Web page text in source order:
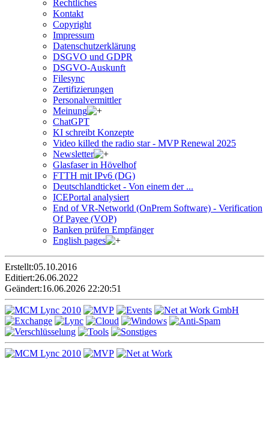
Rechtliches
Kontakt
Copyright
Impressum
Datenschutzerklärung
DSGVO und GDPR
DSGVO-Auskunft
Filesync
Zertifizierungen
Personalvermittler
Meinung
ChatGPT
KI schreibt Konzepte
Video killed the radio star - MVP Renewal 2025
Newsletter
Glasfaser in Hövelhof
FTTH mit IPv6 (DG)
Deutschlandticket - Von einem der ...
ICEPortal analysiert
End of VR-Networld (OnPrem Software) - Verification
Of Payee (VOP)
Banken prüfen Empfänger
English pages
Erstellt:05.10.2016
Editiert:26.06.2022
Geändert:16.06.2026 22:20:51